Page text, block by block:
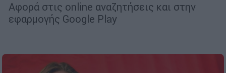
Αφορά στις online αναζητήσεις και στην
εφαρμογής Google Play